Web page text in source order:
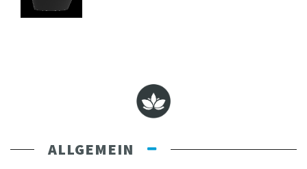
ALLGEMEIN